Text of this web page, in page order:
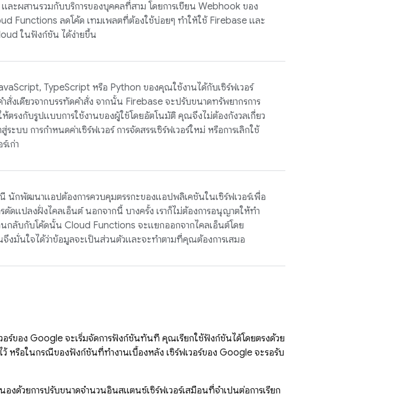
ละผสานรวมกับบริการของบุคคลที่สาม โดยการเขียน Webhook ของ
Functions ลดโค้ด เทมเพลตที่ต้องใช้บ่อยๆ ทำให้ใช้ Firebase และ
ในฟังก์ชัน ได้ง่ายขึ้น
TypeScript หรือ Python ของคุณใช้งานได้กับเซิร์ฟเวอร์
ำสั่งเดียวจากบรรทัดคำสั่ง จากนั้น Firebase จะปรับขนาดทรัพยากรการ
ตรงกับรูปแบบการใช้งานของผู้ใช้โดยอัตโนมัติ คุณจึงไม่ต้องกังวลเกี่ยว
ระบบ การกำหนดค่าเซิร์ฟเวอร์ การจัดสรรเซิร์ฟเวอร์ใหม่ หรือการเลิกใช้
เก่า
นักพัฒนาแอปต้องการควบคุมตรรกะของแอปพลิเคชันในเซิร์ฟเวอร์เพื่อ
ดัดแปลงฝั่งไคลเอ็นต์ นอกจากนี้ บางครั้ง เราก็ไม่ต้องการอนุญาตให้ทำ
นกลับกับโค้ดนั้น Cloud Functions จะแยกออกจากไคลเอ็นต์โดย
มั่นใจได้ว่าข้อมูลจะเป็นส่วนตัวและจะทำตามที่คุณต้องการเสมอ
ร์ของ Google จะเริ่มจัดการฟังก์ชันทันที คุณเรียกใช้ฟังก์ชันได้โดยตรงด้วย
ว้ หรือในกรณีของฟังก์ชันที่ทำงานเบื้องหลัง เซิร์ฟเวอร์ของ Google จะรอรับ
ด้วยการปรับขนาดจำนวนอินสแตนซ์เซิร์ฟเวอร์เสมือนที่จำเป็นต่อการเรียก